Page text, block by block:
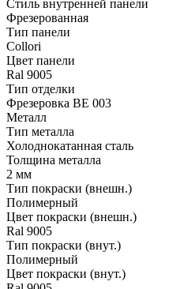
Стиль внутренней панели
Фрезерованная
Тип панели
Collori
Цвет панели
Ral 9005
Тип отделки
Фрезеровка BE 003
Металл
Тип металла
Холоднокатанная сталь
Толщина металла
2 мм
Тип покраски (внешн.)
Полимерный
Цвет покраски (внешн.)
Ral 9005
Тип покраски (внут.)
Полимерный
Цвет покраски (внут.)